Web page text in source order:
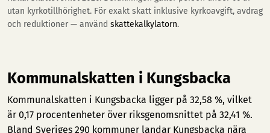
utan kyrkotillhörighet. För exakt skatt inklusive kyrkoavgift, avdrag
och reduktioner — använd skattekalkylatorn.
Kommunalskatten i Kungsbacka
Kommunalskatten i Kungsbacka ligger på 32,58 %, vilket
är 0,17 procentenheter över riksgenomsnittet på 32,41 %.
Bland Sveriges 290 kommuner landar Kungsbacka nära